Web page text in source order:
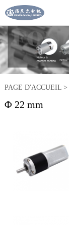
PAGE D'ACCUEIL>
Φ 22 mm